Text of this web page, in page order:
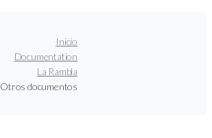
Inicio
Documentation
La Rambla
Otros documentos